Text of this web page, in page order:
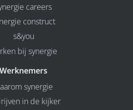
careers
construct
s&you
bij synergie
Werknemers
synergie
in de kijker